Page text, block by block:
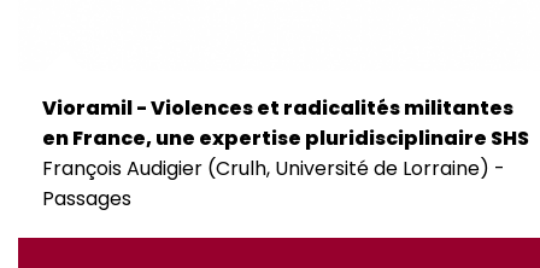
Vioramil - Violences et radicalités militantes
en France, une expertise pluridisciplinaire SHS
François Audigier (Crulh, Université de Lorraine) -
Passages